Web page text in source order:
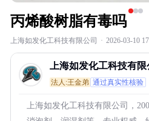
丙烯酸树脂有毒吗
上海如发化工科技有限公司 · 2026-03-10
上海如发化工科技有限
法人:王金弟 通过真实性核验
上海如发化工科技有限公司，